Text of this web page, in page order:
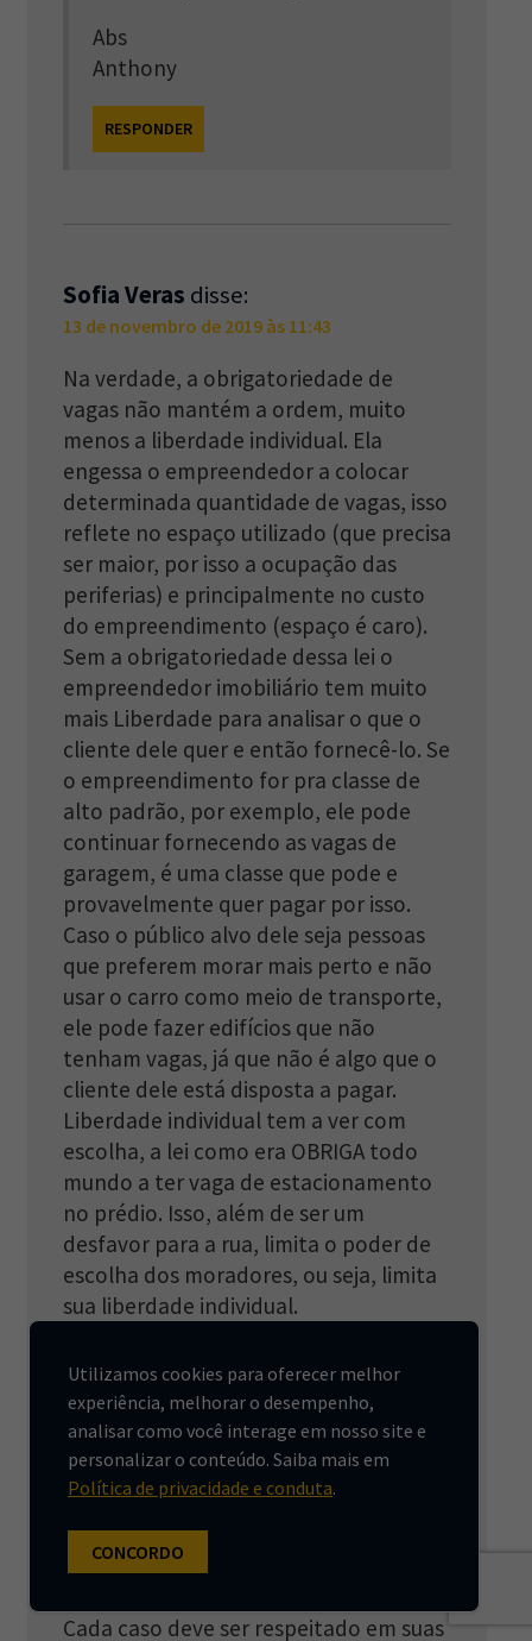
Utilizamos cookies para oferecer melhor
experiência, melhorar o desempenho,
analisar como você interage em nosso site e
personalizar o conteúdo. Saiba mais em
Política de privacidade e conduta.
CONCORDO
Abs
Anthony
RESPONDER
Sofia Veras disse:
13 de novembro de 2019 às 11:43
Na verdade, a obrigatoriedade de
vagas não mantém a ordem, muito
menos a liberdade individual. Ela
engessa o empreendedor a colocar
determinada quantidade de vagas, isso
reflete no espaço utilizado (que precisa
ser maior, por isso a ocupação das
periferias) e principalmente no custo
do empreendimento (espaço é caro).
Sem a obrigatoriedade dessa lei o
empreendedor imobiliário tem muito
mais Liberdade para analisar o que o
cliente dele quer e então fornecê-lo. Se
o empreendimento for pra classe de
alto padrão, por exemplo, ele pode
continuar fornecendo as vagas de
garagem, é uma classe que pode e
provavelmente quer pagar por isso.
Caso o público alvo dele seja pessoas
que preferem morar mais perto e não
usar o carro como meio de transporte,
ele pode fazer edifícios que não
tenham vagas, já que não é algo que o
cliente dele está disposta a pagar.
Liberdade individual tem a ver com
escolha, a lei como era OBRIGA todo
mundo a ter vaga de estacionamento
no prédio. Isso, além de ser um
desfavor para a rua, limita o poder de
escolha dos moradores, ou seja, limita
sua liberdade individual.
RESPONDER
13 de novembro de 2019 às 07:42
Cada caso deve ser respeitado em suas